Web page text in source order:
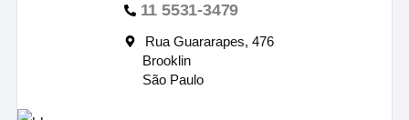
11 5531-3479
Rua Guararapes, 476
Brooklin
São Paulo